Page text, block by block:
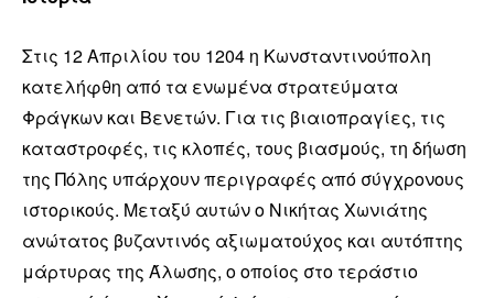
Στις 12 Απριλίου του 1204 η Κωνσταντινούπολη
κατελήφθη από τα ενωμένα στρατεύματα
Φράγκων και Βενετών. Για τις βιαιοπραγίες, τις
καταστροφές, τις κλοπές, τους βιασμούς, τη δήωση
της Πόλης υπάρχουν περιγραφές από σύγχρονους
ιστορικούς. Μεταξύ αυτών ο Νικήτας Χωνιάτης
ανώτατος βυζαντινός αξιωματούχος και αυτόπτης
μάρτυρας της Άλωσης, ο οποίος στο τεράστιο